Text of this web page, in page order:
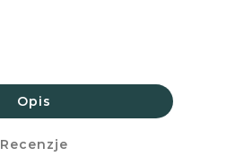
Opis
Recenzje